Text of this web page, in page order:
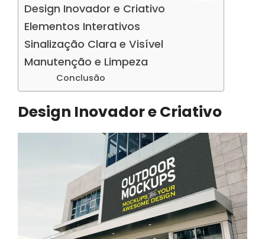
Design Inovador e Criativo
Elementos Interativos
Sinalização Clara e Visível
Manutenção e Limpeza
Conclusão
Design Inovador e Criativo